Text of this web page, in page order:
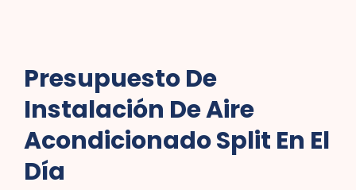
Presupuesto De
Instalación De Aire
Acondicionado Split En El
Día